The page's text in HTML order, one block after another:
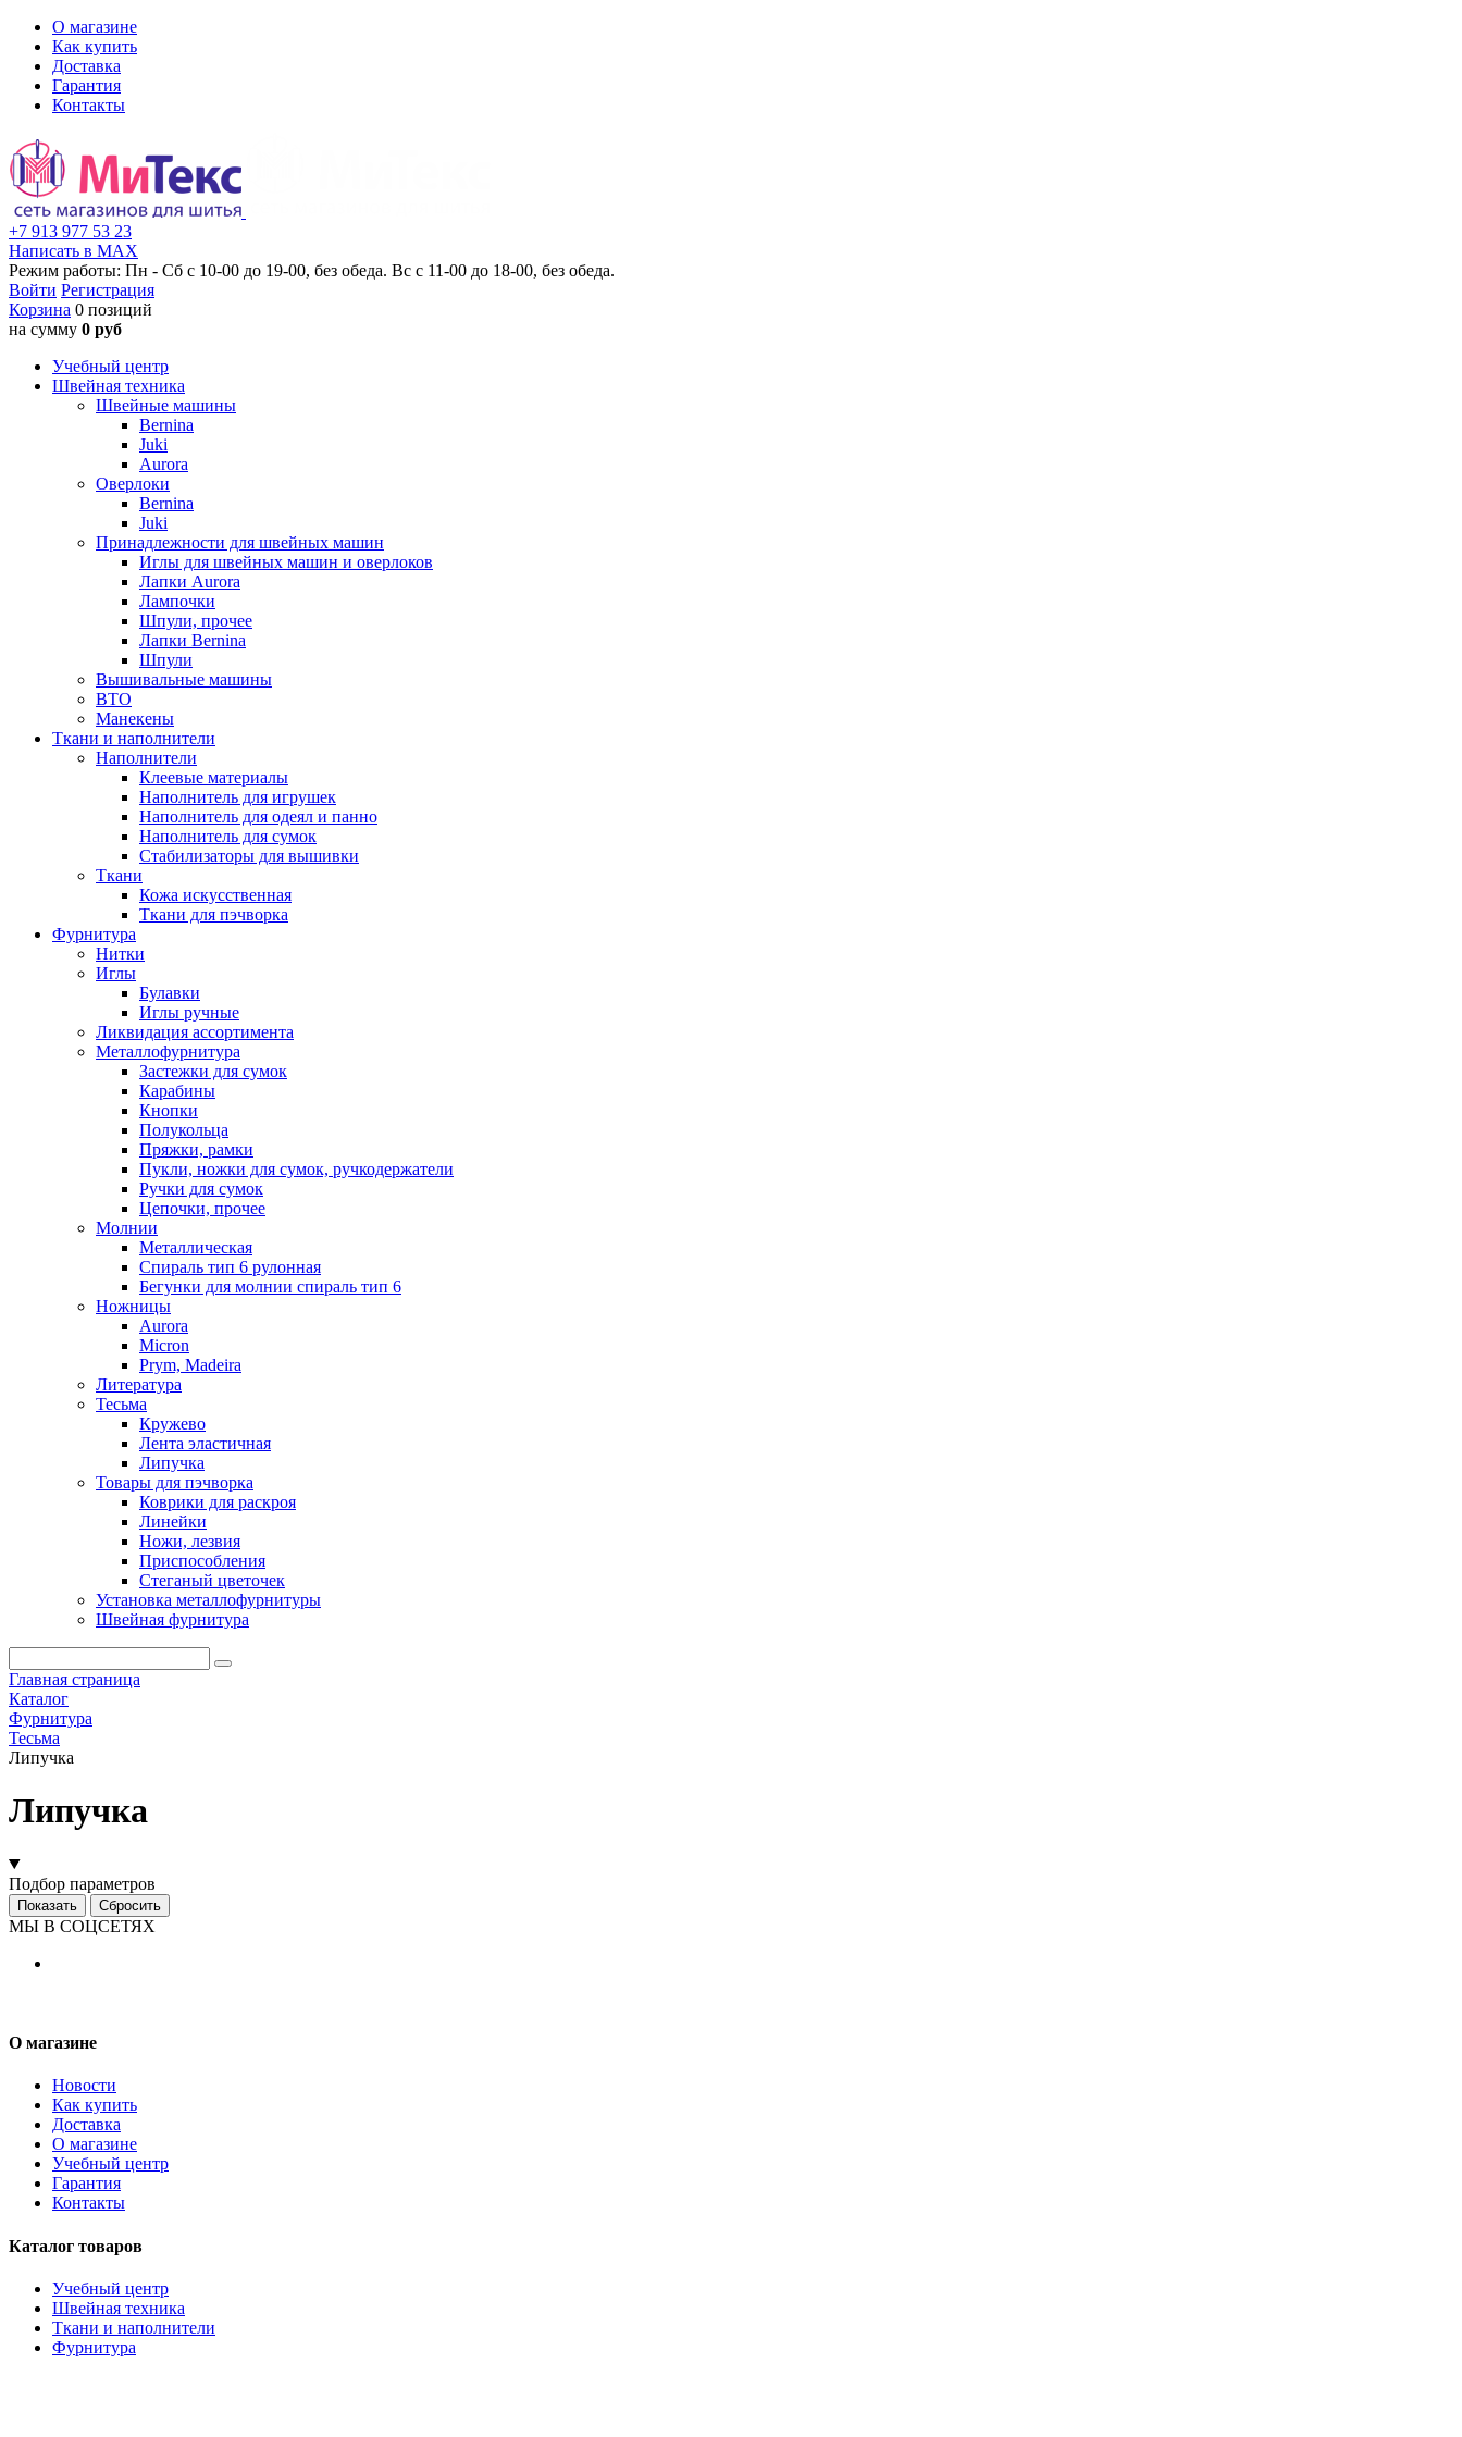
О магазине
Как купить
Доставка
Гарантия
Контакты
+7 913 977 53 23
Написать в MAX
Режим работы: Пн - Сб с 10-00 до 19-00, без обеда. Вс с 11-00 до 18-00, без обеда.
Войти Регистрация
Корзина 0 позиций
на сумму 0 руб
Учебный центр
Швейная техника
Швейные машины
Bernina
Juki
Aurora
Оверлоки
Bernina
Juki
Принадлежности для швейных машин
Иглы для швейных машин и оверлоков
Лапки Aurora
Лампочки
Шпули, прочее
Лапки Bernina
Шпули
Вышивальные машины
ВТО
Манекены
Ткани и наполнители
Наполнители
Клеевые материалы
Наполнитель для игрушек
Наполнитель для одеял и панно
Наполнитель для сумок
Стабилизаторы для вышивки
Ткани
Кожа искусственная
Ткани для пэчворка
Фурнитура
Нитки
Иглы
Булавки
Иглы ручные
Ликвидация ассортимента
Металлофурнитура
Застежки для сумок
Карабины
Кнопки
Полукольца
Пряжки, рамки
Пукли, ножки для сумок, ручкодержатели
Ручки для сумок
Цепочки, прочее
Молнии
Металлическая
Спираль тип 6 рулонная
Бегунки для молнии спираль тип 6
Ножницы
Aurora
Micron
Prym, Madeira
Литература
Тесьма
Кружево
Лента эластичная
Липучка
Товары для пэчворка
Коврики для раскроя
Линейки
Ножи, лезвия
Приспособления
Стеганый цветочек
Установка металлофурнитуры
Швейная фурнитура
Главная страница
Каталог
Фурнитура
Тесьма
Липучка
Липучка
Подбор параметров
МЫ В СОЦСЕТЯХ
О магазине
Новости
Как купить
Доставка
О магазине
Учебный центр
Гарантия
Контакты
Каталог товаров
Учебный центр
Швейная техника
Ткани и наполнители
Фурнитура